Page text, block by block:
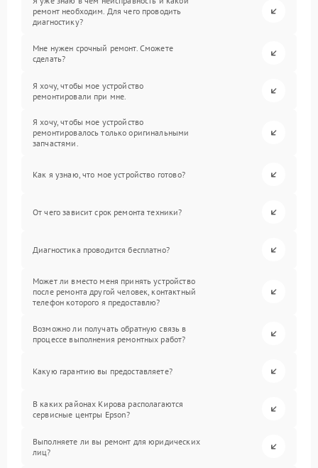
ремонт необходим. Для чего проводить
диагностику?
Мне нужен срочный ремонт. Сможете
сделать?
Я хочу, чтобы мое устройство
ремонтировали при мне.
Я хочу, чтобы мое устройство
ремонтировалось только оригинальными
запчастями.
Как я узнаю, что мое устройство готово?
От чего зависит срок ремонта техники?
Диагностика проводится бесплатно?
Может ли вместо меня принять устройство
после ремонта другой человек, контактный
телефон которого я предоставлю?
Возможно ли получать обратную связь в
процессе выполнения ремонтных работ?
Какую гарантию вы предоставляете?
В каких районах Кирова располагаются
сервисные центры Epson?
Выполняете ли вы ремонт для юридических
лиц?